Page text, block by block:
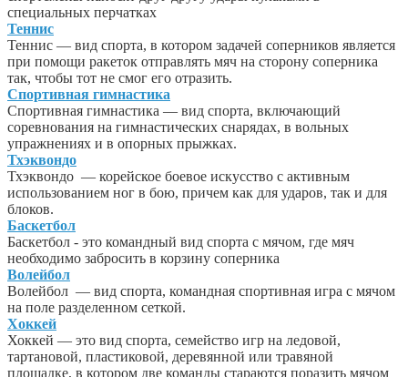
специальных перчатках
Теннис
Теннис — вид спорта, в котором задачей соперников является
при помощи ракеток отправлять мяч на сторону соперника
так, чтобы тот не смог его отразить.
Спортивная гимнастика
Спортивная гимнастика — вид спорта, включающий
соревнования на гимнастических снарядах, в вольных
упражнениях и в опорных прыжках.
Тхэквондо
Тхэквондо — корейское боевое искусство с активным
использованием ног в бою, причем как для ударов, так и для
блоков.
Баскетбол
Баскетбол - это командный вид спорта с мячом, где мяч
необходимо забросить в корзину соперника
Волейбол
Волейбол — вид спорта, командная спортивная игра с мячом
на поле разделенном сеткой.
Хоккей
Хоккей — это вид спорта, семейство игр на ледовой,
тартановой, пластиковой, деревянной или травяной
площадке, в котором две команды стараются поразить мячом